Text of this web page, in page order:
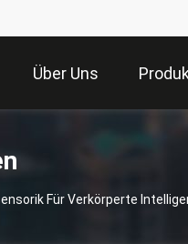
Über Uns
Für Verkörperte